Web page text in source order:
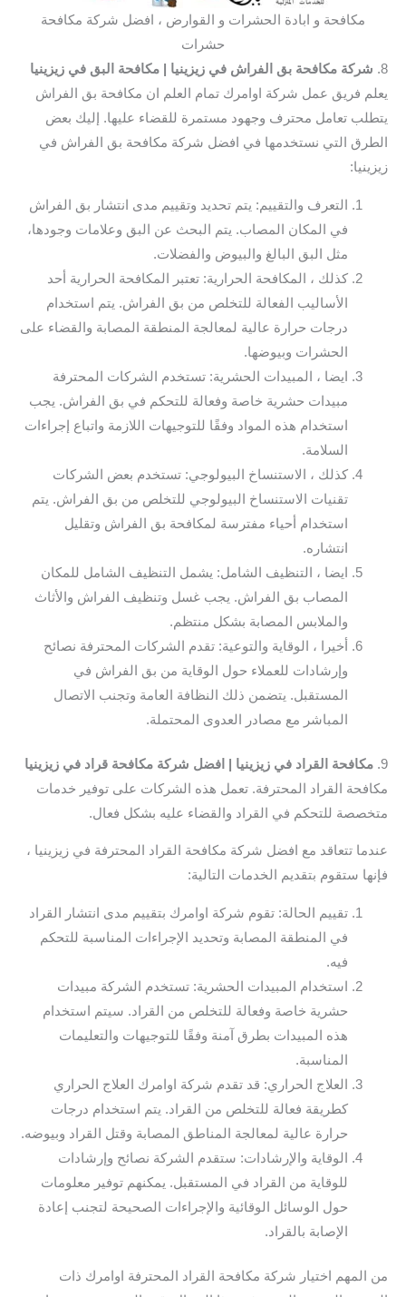
مكافحة و ابادة الحشرات و القوارض ، افضل شركة مكافحة
حشرات
8. شركة مكافحة بق الفراش في زيزينيا
| مكافحة البق في زيزينيا
يعلم فريق عمل شركة اوامرك تمام العلم ان مكافحة بق الفراش
يتطلب تعامل محترف وجهود مستمرة للقضاء عليها. إليك بعض
الطرق التي نستخدمها في افضل شركة مكافحة بق الفراش في
زيزينيا:
التعرف والتقييم: يتم تحديد وتقييم مدى انتشار بق الفراش
في المكان المصاب. يتم البحث عن البق وعلامات وجودها،
مثل البق البالغ والبيوض والفضلات.
كذلك ، المكافحة الحرارية: تعتبر المكافحة الحرارية أحد
الأساليب الفعالة للتخلص من بق الفراش. يتم استخدام
درجات حرارة عالية لمعالجة المنطقة المصابة والقضاء على
الحشرات وبيوضها.
ايضا ، المبيدات الحشرية: تستخدم الشركات المحترفة
مبيدات حشرية خاصة وفعالة للتحكم في بق الفراش. يجب
استخدام هذه المواد وفقًا للتوجيهات اللازمة واتباع إجراءات
السلامة.
كذلك ، الاستنساخ البيولوجي: تستخدم بعض الشركات
تقنيات الاستنساخ البيولوجي للتخلص من بق الفراش. يتم
استخدام أحياء مفترسة لمكافحة بق الفراش وتقليل
انتشاره.
ايضا ، التنظيف الشامل: يشمل التنظيف الشامل للمكان
المصاب بق الفراش. يجب غسل وتنظيف الفراش والأثاث
والملابس المصابة بشكل منتظم.
أخيرا ، الوقاية والتوعية: تقدم الشركات المحترفة نصائح
وإرشادات للعملاء حول الوقاية من بق الفراش في
المستقبل. يتضمن ذلك النظافة العامة وتجنب الاتصال
المباشر مع مصادر العدوى المحتملة.
9. مكافحة القراد في زيزينيا | افضل شركة مكافحة قراد في زيزينيا
مكافحة القراد المحترفة. تعمل هذه الشركات على توفير خدمات
متخصصة للتحكم في القراد والقضاء عليه بشكل فعال.
عندما تتعاقد مع افضل شركة مكافحة القراد المحترفة في زيزينيا ،
فإنها ستقوم بتقديم الخدمات التالية:
تقييم الحالة: تقوم شركة اوامرك بتقييم مدى انتشار القراد
في المنطقة المصابة وتحديد الإجراءات المناسبة للتحكم
فيه.
استخدام المبيدات الحشرية: تستخدم الشركة مبيدات
حشرية خاصة وفعالة للتخلص من القراد. سيتم استخدام
هذه المبيدات بطرق آمنة وفقًا للتوجيهات والتعليمات
المناسبة.
العلاج الحراري: قد تقدم شركة اوامرك العلاج الحراري
كطريقة فعالة للتخلص من القراد. يتم استخدام درجات
حرارة عالية لمعالجة المناطق المصابة وقتل القراد وبيوضه.
الوقاية والإرشادات: ستقدم الشركة نصائح وإرشادات
للوقاية من القراد في المستقبل. يمكنهم توفير معلومات
حول الوسائل الوقائية والإجراءات الصحيحة لتجنب إعادة
الإصابة بالقراد.
من المهم اختيار شركة مكافحة القراد المحترفة اوامرك ذات